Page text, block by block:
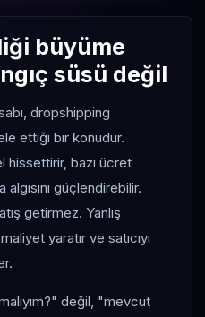
büyüme
süsü değil
dropshipping
ettiği bir konudur.
bazı ücret
güçlendirebilir.
getirmez. Yanlış
yaratır ve satıcıyı
değil, "mevcut